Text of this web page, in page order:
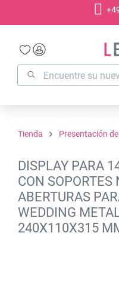
Tienda Presentación
DISPLAY PARA
CON
ABERTURAS
WEDDING
240X110X315